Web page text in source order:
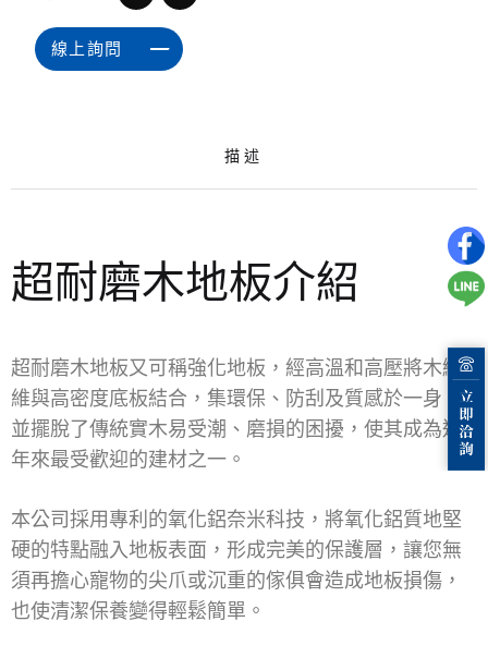
線上詢問
描述
超耐磨木地板介紹
超耐磨木地板又可稱強化地板，經高溫和高壓將木纖
維與高密度底板結合，集環保、防刮及質感於一身，
並擺脫了傳統實木易受潮、磨損的困擾，使其成為近
年來最受歡迎的建材之一。
本公司採用專利的氧化鋁奈米科技，將氧化鋁質地堅
硬的特點融入地板表面，形成完美的保護層，讓您無
須再擔心寵物的尖爪或沉重的傢俱會造成地板損傷，
也使清潔保養變得輕鬆簡單。